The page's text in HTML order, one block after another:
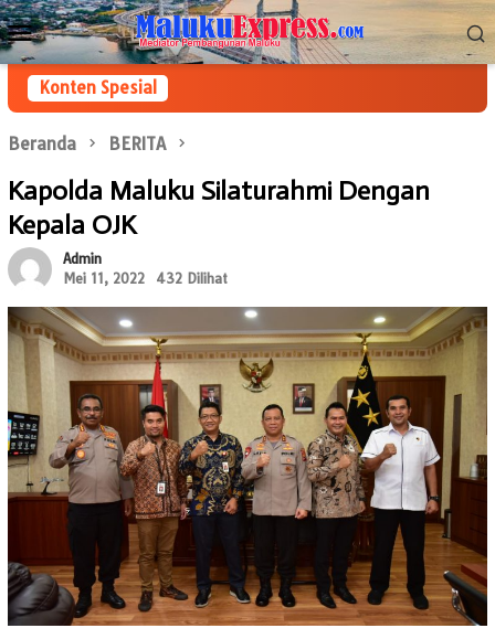
Loncat
ke
konten
Menu
Mobile
Konten Spesial
Beranda BERITA
Kapolda Maluku Silaturahmi Dengan
Kepala OJK
Admin
Mei 11, 2022
432 Dilihat